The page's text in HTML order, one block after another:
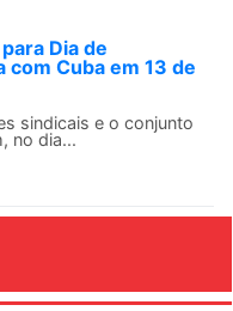
Dia de
Cuba em 13 de
sindicais e o conjunto
no dia...